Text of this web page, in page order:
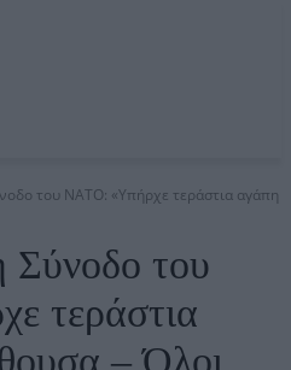
του ΝΑΤΟ: «Υπήρχε τεράστια αγάπη
Σύνοδο του
τεράστια
– Όλοι